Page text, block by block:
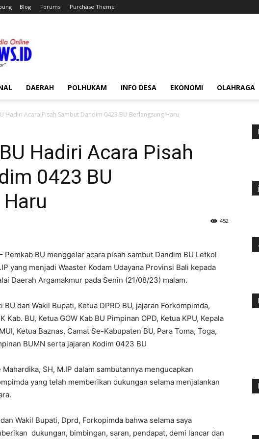
Blog Forums Purchase Theme
DAERAH POLHUKAM INFO DESA EKONOMI OLAHRAGA
Hadiri Acara Pisah Sambut Dandim 0423 BU Berlangsung Haru
Hadiri Acara Pisah
0423 BU
452
Pemkab BU menggelar acara pisah sambut Dandim BU Letkol
yang menjadi Waaster Kodam Udayana Provinsi Bali kepada
Daerah Argamakmur pada Senin (21/08/23) malam.
dan Wakil Bupati, Ketua DPRD BU, jajaran Forkompimda,
BU, Ketua GOW Kab BU Pimpinan OPD, Ketua KPU, Kepala
Ketua Baznas, Camat Se-Kabupaten BU, Para Toma, Toga,
BUMN serta jajaran Kodim 0423 BU
SH, M.IP dalam sambutannya mengucapkan
yang telah memberikan dukungan selama menjalankan
Wakil Bupati, Dprd, Forkopimda bahwa selama saya
dukungan, bimbingan, saran, pendapat, demi lancar dan